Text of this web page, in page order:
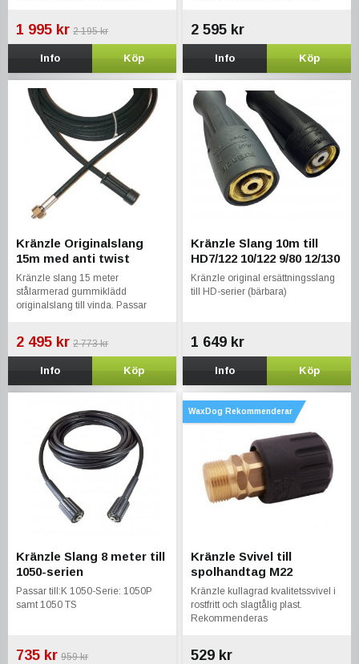
Space
1 995 kr 2 195 kr
Info Köp
2 595 kr
Info Köp
Kränzle Originalslang
15m med anti twist
Kränzle slang 15 meter
stålarmerad gummiklädd
originalslang till vinda. Passar
2 495 kr 2 773 kr
Info Köp
Kränzle Slang 10m till
HD7/122 10/122 9/80 12/130
Kränzle original ersättningsslang
till HD-serier (bärbara)
1 649 kr
Info Köp
Kränzle Slang 8 meter till
1050-serien
Passar till:K 1050-Serie: 1050P
samt 1050 TS
735 kr 959 kr
WaxDog Rekommenderar
Kränzle Svivel till
spolhandtag M22
Kränzle kullagrad kvalitetssvivel i
rostfritt och slagtålig plast.
Rekommenderas
529 kr